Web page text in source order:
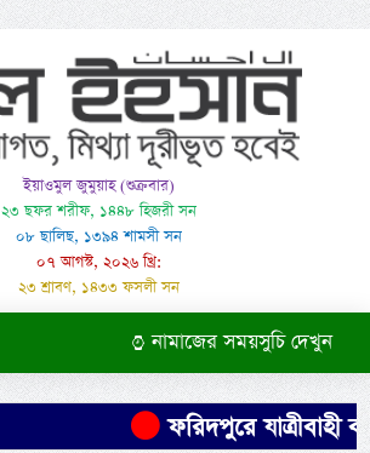
ইয়াওমুল জুমুয়াহ (শুক্রবার)
২৩ ছফর শরীফ, ১৪৪৮ হিজরী সন
০৮ ছালিছ, ১৩৯৪ শামসী সন
০৭ আগস্ট, ২০২৬ খ্রি:
২৩ শ্রাবণ, ১৪৩৩ ফসলী সন
নামাজের সময়সুচি দেখুন
ফরিদপুরে যাত্রীবাহী